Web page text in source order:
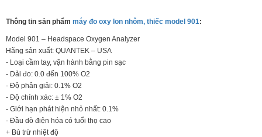
Thông tin sản phẩm máy đo oxy lon nhôm, thiếc model 901:
Model 901 – Headspace Oxygen Analyzer
Hãng sản xuất: QUANTEK – USA
- Loại cầm tay, vận hành bằng pin sạc
- Dải đo: 0.0 đến 100% O2
- Độ phân giải: 0.1% O2
- Độ chính xác: ± 1% O2
- Giới hạn phát hiện nhỏ nhất: 0.1%
- Đầu dò điện hóa có tuổi thọ cao
+ Bù trừ nhiệt độ